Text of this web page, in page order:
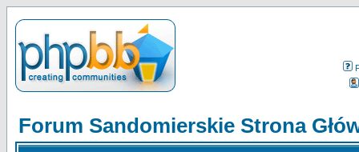
Forum Sandomierskie Strona